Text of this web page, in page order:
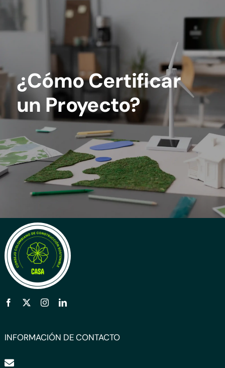
¿Cómo Certificar
un Proyecto?
INFORMACIÓN DE CONTACTO